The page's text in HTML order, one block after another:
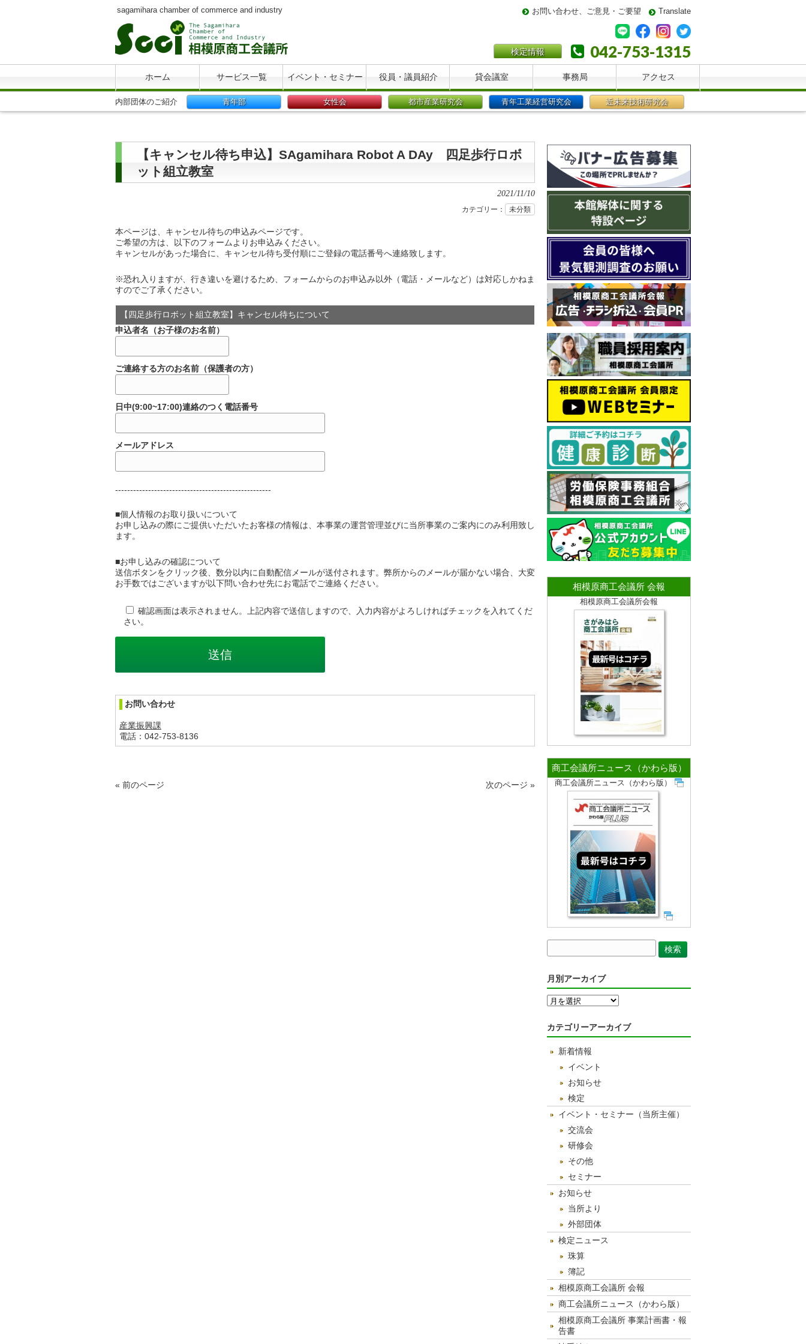
sagamihara chamber of commerce and industry お問い合わせ、ご意見・ご要望 Translate
検定情報 042-753-1315
ホーム サービス一覧 イベント・セミナー 役員・議員紹介 貸会議室 事務局 アクセス
内部団体のご紹介 青年部 女性会 都市産業研究会 青年工業経営研究会 近未来技術研究会
【キャンセル待ち申込】SAgamihara Robot A DAy 四足歩行ロボ
ット組立教室
2021/11/10
カテゴリー： 未分類
本ページは、キャンセル待ちの申込みページです。
ご希望の方は、以下のフォームよりお申込みください。
キャンセルがあった場合に、キャンセル待ち受付順にご登録の電話番号へ連絡致します。
※恐れ入りますが、行き違いを避けるため、フォームからのお申込み以外（電話・メールなど）は対応しかねま
すのでご了承ください。
【四足歩行ロボット組立教室】キャンセル待ちについて
申込者名（お子様のお名前）
ご連絡する方のお名前（保護者の方）
日中(9:00~17:00)連絡のつく電話番号
メールアドレス
----------------------------------------------------
■個人情報のお取り扱いについて
お申し込みの際にご提供いただいたお客様の情報は、本事業の運営管理並びに当所事業のご案内にのみ利用致し
ます。
■お申し込みの確認について
送信ボタンをクリック後、数分以内に自動配信メールが送付されます。弊所からのメールが届かない場合、大変
お手数ではございますが以下問い合わせ先にお電話でご連絡ください。
確認画面は表示されません。上記内容で送信しますので、入力内容がよろしければチェックを入れてくだ
さい。
お問い合わせ
産業振興課
電話：042-753-8136
« 前のページ 次のページ »
相模原商工会議所 会報
相模原商工会議所会報
商工会議所ニュース（かわら版）
商工会議所ニュース（かわら版）
月別アーカイブ
月
ー
イ
カテゴリーアーカイブ
新着情報
イベント
お知らせ
検定
イベント・セミナー（当所主催）
交流会
研修会
その他
セミナー
お知らせ
当所より
外部団体
検定ニュース
珠算
簿記
相模原商工会議所 会報
商工会議所ニュース（かわら版）
相模原商工会議所 事業計画書・報
告書